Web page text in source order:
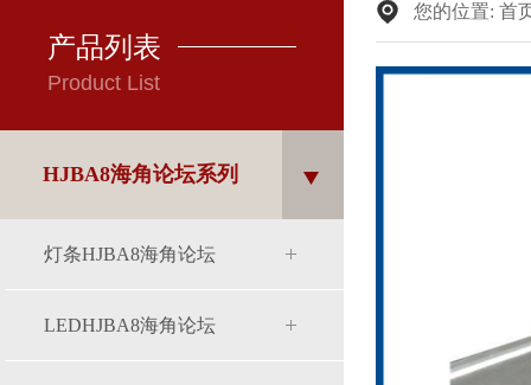
产品列表
Product List
HJBA8海角论坛系列
灯条HJBA8海角论坛
LEDHJBA8海角论坛
您的位置: 首